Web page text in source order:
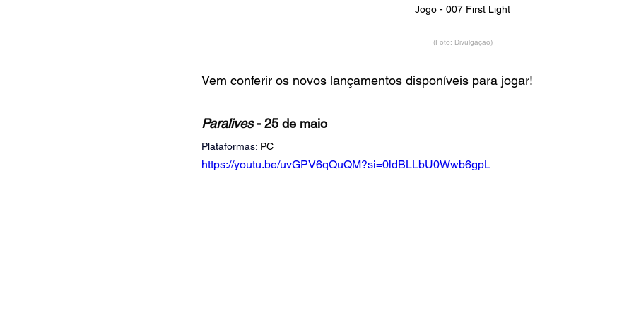
Jogo - 007 First Light
(Foto: Divulgação)
Vem conferir os novos lançamentos disponíveis para jogar!
Paralives - 25 de maio
Plataformas: PC
https://youtu.be/uvGPV6qQuQM?si=0ldBLLbU0Wwb6gpL